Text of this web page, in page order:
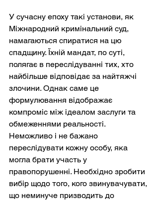
У сучасну епоху такі установи, як
Міжнародний кримінальний суд,
намагаються спиратися на цю
спадщину. Їхній мандат, по суті,
полягає в переслідуванні тих, хто
найбільше відповідає за найтяжчі
злочини. Однак саме це
формулювання відображає
компроміс між ідеалом заслуги та
обмеженнями реальності.
Неможливо і не бажано
переслідувати кожну особу, яка
могла брати участь у
правопорушенні. Необхідно зробити
вибір щодо того, кого звинувачувати,
що неминуче призводить до